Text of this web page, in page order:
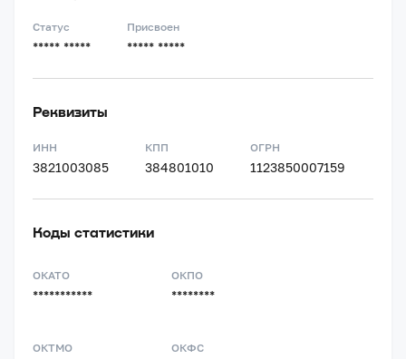
Статус
***** *****
Присвоен
***** *****
Реквизиты
ИНН
3821003085
КПП
384801010
ОГРН
1123850007159
Коды статистики
ОКАТО
***********
ОКПО
********
ОКТМО ОКФС